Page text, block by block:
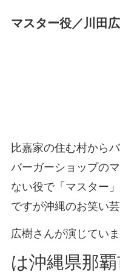
マスター役／川田
比嘉家の住む村から
バーガーショップの
ない役で「マスター
ですが沖縄のお笑い
広樹さんが演じていま
は沖縄県那